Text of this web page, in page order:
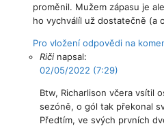
proměnil. Mužem zápasu je
ho vychválíl už dostatečně (a
Pro vložení odpovědi na
Riči napsal:
02/05/2022 (7:29)
Btw, Richarlison včera vsítil
sezóně, o gól tak překonal
Předtím, ve svých prvních